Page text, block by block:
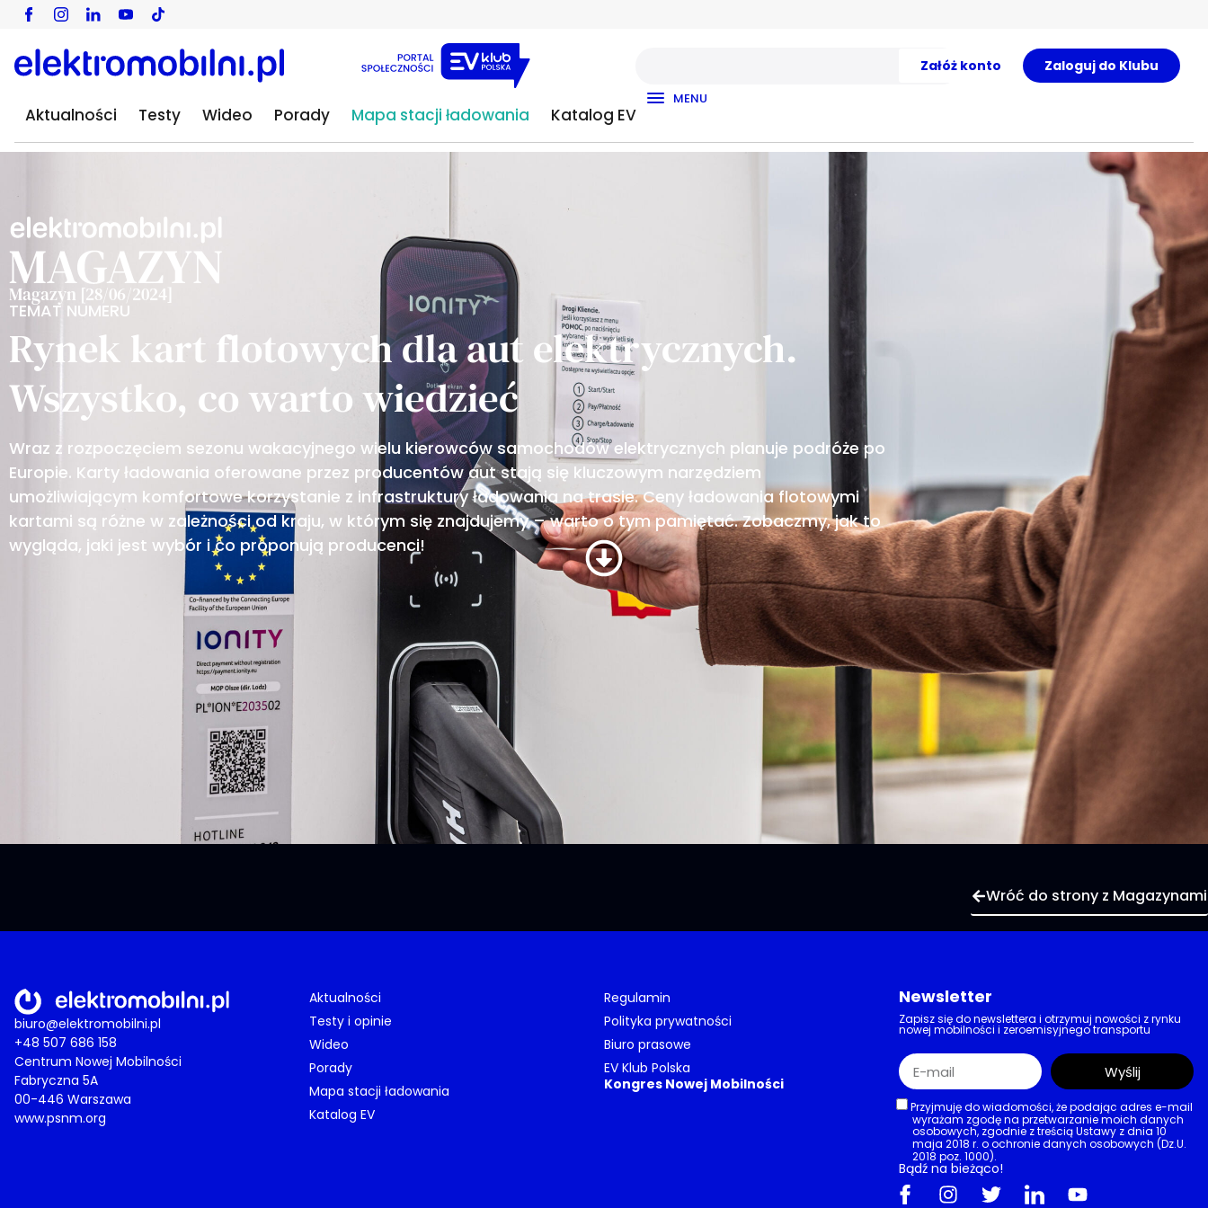
Załóż konto Zaloguj do Klubu
Aktualności Testy Wideo Porady Mapa stacji ładowania Katalog EV
MENU
Magazyn [28/06/2024]
TEMAT NUMERU
Rynek kart flotowych dla aut elektrycznych.
Wszystko, co warto wiedzieć
Wraz z rozpoczęciem sezonu wakacyjnego wielu kierowców samochodów elektrycznych planuje podróże po
Europie. Karty ładowania oferowane przez producentów aut stają się kluczowym narzędziem
umożliwiającym komfortowe korzystanie z infrastruktury ładowania na trasie. Ceny ładowania flotowymi
kartami są różne w zależności od kraju, w którym się znajdujemy – warto o tym pamiętać. Zobaczmy, jak to
wygląda, jaki jest wybór i co proponują producenci!
Wróć do strony z Magazynami
biuro@elektromobilni.pl
+48 507 686 158
Centrum Nowej Mobilności
Fabryczna 5A
00-446 Warszawa
www.psnm.org
Aktualności
Testy i opinie
Wideo
Porady
Mapa stacji ładowania
Katalog EV
Regulamin
Polityka prywatności
Biuro prasowe
EV Klub Polska
Kongres Nowej Mobilności
Newsletter
Zapisz się do newslettera i otrzymuj nowości z rynku
nowej mobilności i zeroemisyjnego transportu
Przyjmuję do wiadomości, że podając adres e-mail
wyrażam zgodę na przetwarzanie moich danych
osobowych, zgodnie z treścią Ustawy z dnia 10
maja 2018 r. o ochronie danych osobowych (Dz.U.
2018 poz. 1000).
Wyślij
Bądź na bieżąco!